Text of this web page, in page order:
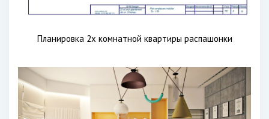
Планировка 2х комнатной квартиры распашонки